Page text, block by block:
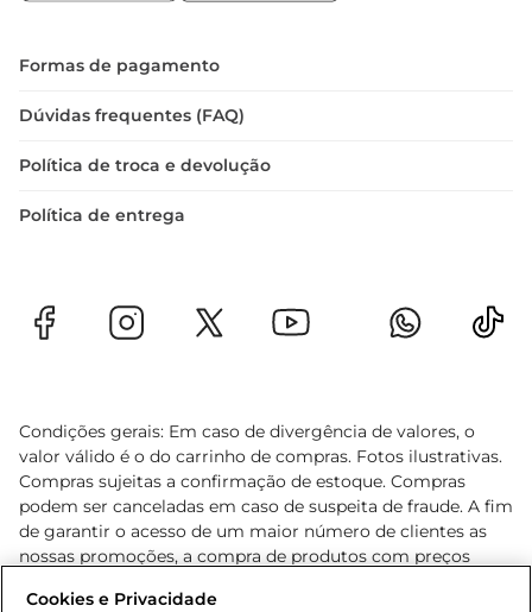
Formas de pagamento
Dúvidas frequentes (FAQ)
Política de troca e devolução
Política de entrega
Condições gerais: Em caso de divergência de valores, o
valor válido é o do carrinho de compras. Fotos ilustrativas.
Compras sujeitas a confirmação de estoque. Compras
podem ser canceladas em caso de suspeita de fraude. A fim
de garantir o acesso de um maior número de clientes as
nossas promoções, a compra de produtos com preços
cliente. Os preços, ofertas e condições são exclusivos para
Cookies e Privacidade